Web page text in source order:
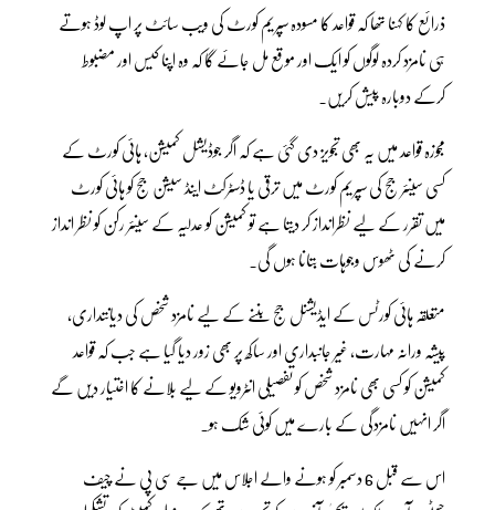
ذرائع کا کہنا تھا کہ قواعد کا مسودہ سپریم کورٹ کی ویب سائٹ پر اپ لوڈ ہوتے
ہی نامزد کردہ لوگوں کو ایک اور موقع مل جائے گا کہ وہ اپنا کیس اور مضبوط
کرکے دوبارہ پیش کریں۔
مجوزہ قواعد میں یہ بھی تجویز دی گئی ہے کہ اگر جوڈیشل کمیشن، ہائی کورٹ کے
کسی سینئر جج کی سپریم کورٹ میں ترقی یا ڈسٹرکٹ اینڈ سیشن جج کو ہائی کورٹ
میں تقرر کے لیے نظرانداز کر دیتا ہے تو کمیشن کو عدلیہ کے سینئر رکن کو نظر انداز
کرنے کی ٹھوس وجوہات بتانا ہوں گی۔
متعلقہ ہائی کورٹس کے ایڈیشنل جج بننے کے لیے نامزد شخص کی دیانتداری،
پیشہ ورانہ مہارت، غیر جانبداری اور ساکھ پر بھی زور دیا گیا ہے جب کہ قواعد
کمیشن کو کسی بھی نامزد شخص کو تفصیلی انٹرویو کے لیے بلانے کا اختیار دیں گے
اگر انہیں نامزدگی کے بارے میں کوئی شک ہو۔
اس سے قبل 6 دسمبر کو ہونے والے اجلاس میں جے سی پی نے چیف